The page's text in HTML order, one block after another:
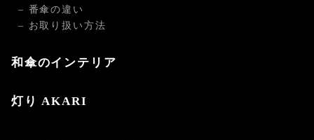
– 番傘の違い
– お取り扱い方法
和傘のインテリア
灯り AKARI